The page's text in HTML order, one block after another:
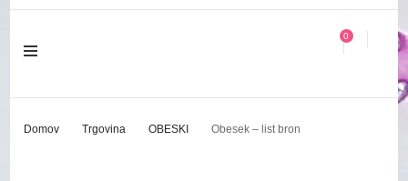
0
Domov Trgovina OBESKI Obesek – list bron